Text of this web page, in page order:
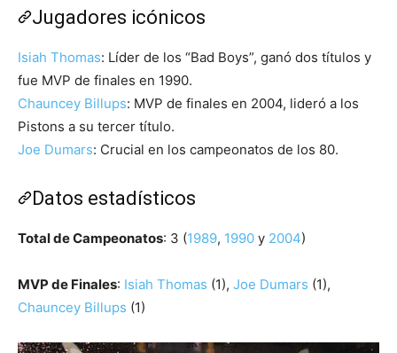
Jugadores icónicos
Isiah Thomas: Líder de los “Bad Boys”, ganó dos títulos y
fue MVP de finales en 1990.
Chauncey Billups: MVP de finales en 2004, lideró a los
Pistons a su tercer título.
Joe Dumars: Crucial en los campeonatos de los 80.
Datos estadísticos
Total de Campeonatos: 3 (1989, 1990 y 2004)
MVP de Finales: Isiah Thomas (1), Joe Dumars (1),
Chauncey Billups (1)